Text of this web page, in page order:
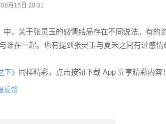
月15日 20:31
中，关于张灵玉的感情结局存在不同说法。有的
谁在一起。也有提到张灵玉与夏禾之间有过感情
下》 同样精彩，点击按钮下载 App 立享精彩内容！
反馈